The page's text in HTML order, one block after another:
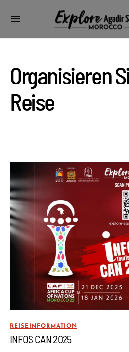
Organisieren
Reise
REISEINFORMATION
INFOS CAN 2025